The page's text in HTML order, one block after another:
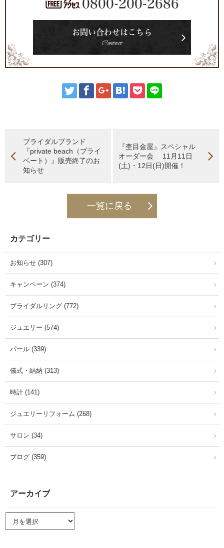
0800-200-2686
お問い合わせはこちら
Contact
ブライダルブランド
『private beach（プライ
ベート）』販売終了のお
知らせ
『杢目金屋』スペシャル
オーダー会 11月11日
(土)・12日(日)開催！
一覧に戻る
カテゴリー
お知らせ (307)
キャンペーン (374)
ブライダルリング (772)
ジュエリー (574)
パール (339)
儀式・結納 (313)
時計 (141)
ジュエリーリフォーム (268)
サロン (34)
ブログ (359)
アーカイブ
ー